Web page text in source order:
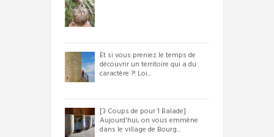
Et si vous preniez le temps de
découvrir un territoire qui a du
caractère ?! Loi...
[3 Coups de pour 1 Balade]
Aujourd'hui, on vous emmène
dans le village de Bourg...